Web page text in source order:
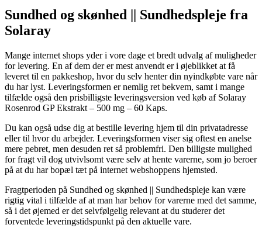
Sundhed og skønhed || Sundhedspleje fra
Solaray
Mange internet shops yder i vore dage et bredt udvalg af muligheder
for levering. En af dem der er mest anvendt er i øjeblikket at få
leveret til en pakkeshop, hvor du selv henter din nyindkøbte vare når
du har lyst. Leveringsformen er nemlig ret bekvem, samt i mange
tilfælde også den prisbilligste leveringsversion ved køb af Solaray
Rosenrod GP Ekstrakt – 500 mg – 60 Kaps.
Du kan også udse dig at bestille levering hjem til din privatadresse
eller til hvor du arbejder. Leveringsformen viser sig oftest en anelse
mere pebret, men desuden ret så problemfri. Den billigste mulighed
for fragt vil dog utvivlsomt være selv at hente varerne, som jo beroer
på at du har bopæl tæt på internet webshoppens hjemsted.
Fragtperioden på Sundhed og skønhed || Sundhedspleje kan være
rigtig vital i tilfælde af at man har behov for varerne med det samme,
så i det øjemed er det selvfølgelig relevant at du studerer det
forventede leveringstidspunkt på den aktuelle vare.